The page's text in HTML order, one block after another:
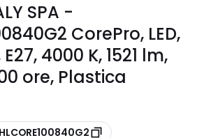
SPA -
CorePro, LED,
4000 K, 1521 lm,
ore, Plastica